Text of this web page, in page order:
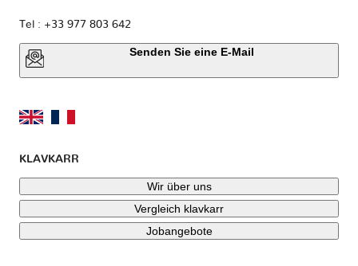
Tel : +33 977 803 642
Senden Sie eine E-Mail
KLAVKARR
Wir über uns
Vergleich klavkarr
Jobangebote